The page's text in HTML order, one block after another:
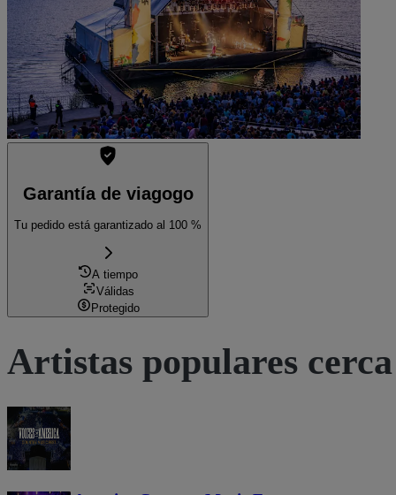
Garantía de viagogo
Tu pedido está garantizado al 100 %
A tiempo
Válidas
Protegido
Artistas populares